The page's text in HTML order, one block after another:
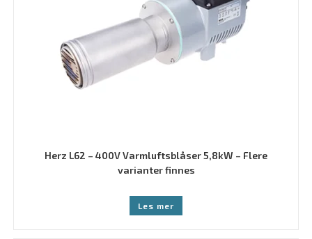
Herz L62 – 400V Varmluftsblåser 5,8kW – Flere
varianter finnes
Les mer